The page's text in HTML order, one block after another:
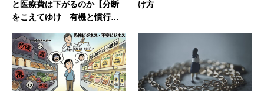
と医療費は下がるのか【分断
をこえてゆけ 有機と慣行の
け方